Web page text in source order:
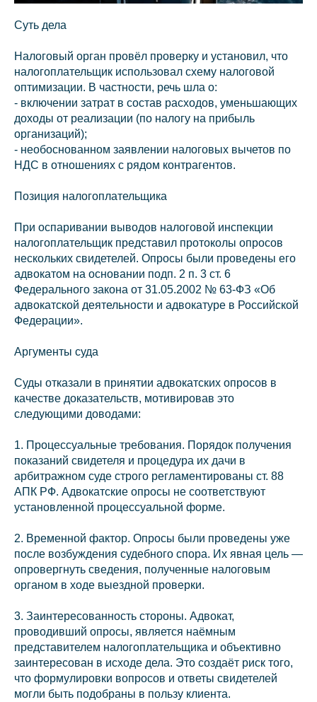
Суть дела
Налоговый орган провёл проверку и установил, что
налогоплательщик использовал схему налоговой
оптимизации. В частности, речь шла о:
- включении затрат в состав расходов, уменьшающих
доходы от реализации (по налогу на прибыль
организаций);
- необоснованном заявлении налоговых вычетов по
НДС в отношениях с рядом контрагентов.
Позиция налогоплательщика
При оспаривании выводов налоговой инспекции
налогоплательщик представил протоколы опросов
нескольких свидетелей. Опросы были проведены его
адвокатом на основании подп. 2 п. 3 ст. 6
Федерального закона от 31.05.2002 № 63‑ФЗ «Об
адвокатской деятельности и адвокатуре в Российской
Федерации».
Аргументы суда
Суды отказали в принятии адвокатских опросов в
качестве доказательств, мотивировав это
следующими доводами:
1. Процессуальные требования. Порядок получения
показаний свидетеля и процедура их дачи в
арбитражном суде строго регламентированы ст. 88
АПК РФ. Адвокатские опросы не соответствуют
установленной процессуальной форме.
2. Временной фактор. Опросы были проведены уже
после возбуждения судебного спора. Их явная цель —
опровергнуть сведения, полученные налоговым
органом в ходе выездной проверки.
3. Заинтересованность стороны. Адвокат,
проводивший опросы, является наёмным
представителем налогоплательщика и объективно
заинтересован в исходе дела. Это создаёт риск того,
что формулировки вопросов и ответы свидетелей
могли быть подобраны в пользу клиента.